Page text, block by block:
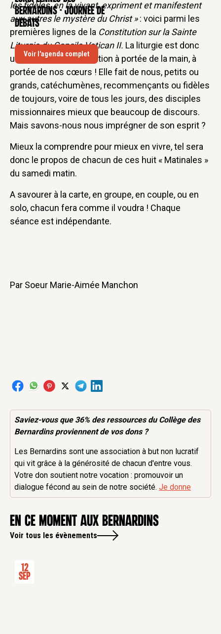
Bernardins - Journée de
débats
Voir l'agenda complet
les fidèles, en la vivant, expriment et manifestent
aux autres le mystère du Christ »: voici parmi les
premières lignes de la Constitution sur la Sainte
Liturgie du Concile Vatican II. La liturgie est donc
une école d’évangélisation à portée de la main, à
portée de nos cœurs ! Elle fait de nous, petits ou
grands, catéchumènes, recommençants ou fidèles
de toujours, voire de tous les jours, des disciples
missionnaires mieux que beaucoup de discours.
Mais savons-nous nous imprégner de son esprit ?
Mieux la comprendre pour mieux en vivre, tel sera
donc le propos de chacun de ces huit « Matinales »
du samedi matin.
A savourer à la carte, en groupe, en couple, ou en
solo, chacun fera comme il voudra ! Chaque
séance est indépendante.
Par Soeur Marie-Aimée Manchon
Saviez-vous que 36% desressourcesdu Collège des
Bernardins proviennent de vos dons ?
Les Bernardins sont une association à but non lucratif
qui vit grâce à la générosité de chacun d'entre vous.
Votre don soutient notre vocation : promouvoir un
dialogue fécond au sein de notre société.Je donne
en ce moment aux Bernardins
Voir tous les évènements
12
Sep